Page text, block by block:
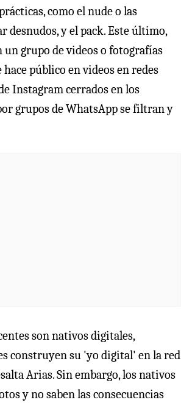
como el nude o las
desnudos, y el pack. Este último,
un grupo de videos o fotografías
hace público en videos en redes
Instagram cerrados en los
grupos de WhatsApp se filtran y
son nativos digitales,
construyen su 'yo digital' en la red
Arias. Sin embargo, los nativos
y no saben las consecuencias